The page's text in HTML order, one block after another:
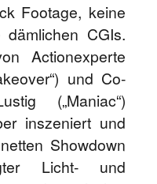
Footage, keine
CGIs.
Actionexperte
und Co-
(„Maniac“)
inszeniert und
Showdown
Licht- und